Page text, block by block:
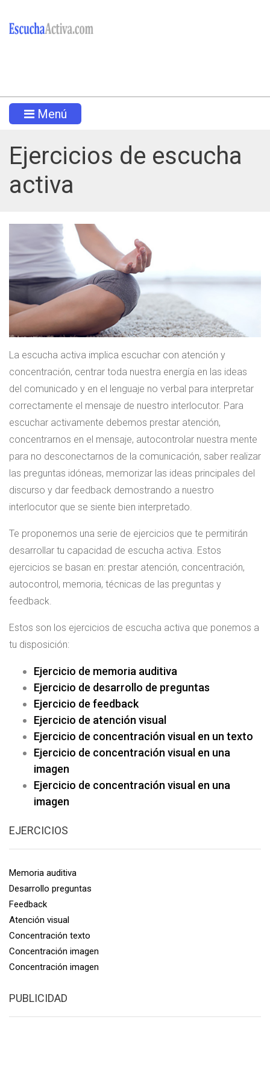
Menú
Ejercicios de escucha
activa
La escucha activa implica escuchar con atención y
concentración, centrar toda nuestra energía en las ideas
del comunicado y en el lenguaje no verbal para interpretar
correctamente el mensaje de nuestro interlocutor. Para
escuchar activamente debemos prestar atención,
concentrarnos en el mensaje, autocontrolar nuestra mente
para no desconectarnos de la comunicación, saber realizar
las preguntas idóneas, memorizar las ideas principales del
discurso y dar feedback demostrando a nuestro
interlocutor que se siente bien interpretado.
Te proponemos una serie de ejercicios que te permitirán
desarrollar tu capacidad de escucha activa. Estos
ejercicios se basan en: prestar atención, concentración,
autocontrol, memoria, técnicas de las preguntas y
feedback.
Estos son los ejercicios de escucha activa que ponemos a
tu disposición:
Ejercicio de memoria auditiva
Ejercicio de desarrollo de preguntas
Ejercicio de feedback
Ejercicio de atención visual
Ejercicio de concentración visual en un texto
Ejercicio de concentración visual en una
imagen
Ejercicio de concentración visual en una
imagen
EJERCICIOS
Memoria auditiva
Desarrollo preguntas
Feedback
Atención visual
Concentración texto
Concentración imagen
Concentración imagen
PUBLICIDAD